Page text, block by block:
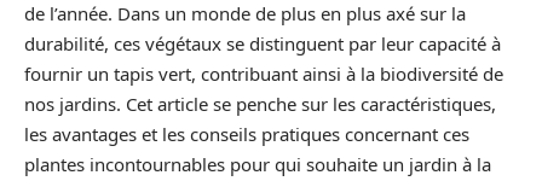
de l’année. Dans un monde de plus en plus axé sur la
durabilité, ces végétaux se distinguent par leur capacité à
fournir un tapis vert, contribuant ainsi à la biodiversité de
nos jardins. Cet article se penche sur les caractéristiques,
les avantages et les conseils pratiques concernant ces
plantes incontournables pour qui souhaite un jardin à la